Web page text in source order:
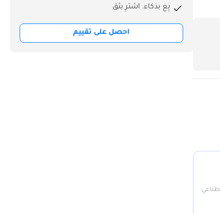
بِع بذكاء. اشترِ بثق
احصل على تقييم